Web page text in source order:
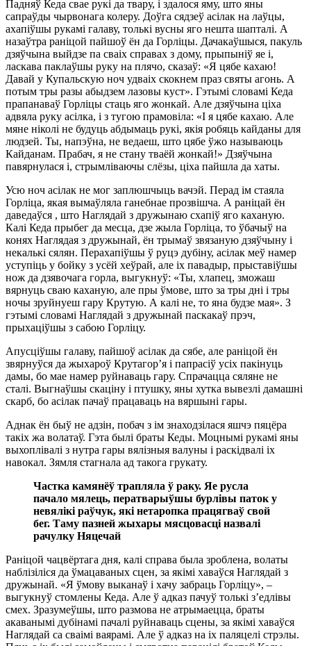
Падняў Кеда свае рукі да твару, і здалося яму, што яны
сапраўды чырвонага колеру. Доўга сядзеў асілак на лаўцы,
ахапіўшы рукамі галаву, толькі вусны яго нешта шапталі. А
назаўтра раніцой пайшоў ён да Горліцы. Дачакаўшыся, пакуль
дзяўчына выйдзе па сваіх справах з дому, прыпыніў яе і,
ласкава паклаўшы руку на плячо, сказаў: «Я цябе кахаю!
Давай у Купальскую ноч удваіх скокнем праз святы агонь. А
потым тры разы абыдзем лазовы куст». Гэтымі словамі Кеда
прапанаваў Горліцы стаць яго жонкай. Але дзяўчына ціха
адвяла руку асілка, і з тугою прамовіла: «І я цябе кахаю. Але
мяне ніколі не будуць абдымаць рукі, якія робяць кайданы для
людзей. Ты, напэўна, не ведаеш, што цябе ўжо называюць
Кайданам. Прабач, я не стану тваёй жонкай!» Дзяўчына
павярнулася і, стрымліваючы слёзы, ціха пайшла да хаты.
Усю ноч асілак не мог заплюшчыць вачэй. Перад ім стаяла
Горліца, якая вымаўляла ганебнае прозвішча. А раніцай ён
даведаўся , што Наглядай з дружынаю схапіў яго каханую.
Калі Кеда прыбег да месца, дзе жыла Горліца, то ўбачыў на
конях Наглядая з дружынай, ён трымаў звязаную дзяўчыну і
некалькі сялян. Перахапіўшы ў руцэ дубіну, асілак меў намер
уступіць у бойку з усёй хеўрай, але іх павадыр, прыставіўшы
нож да дзявочага горла, выгукнуў: «Ты, хлапец, зможаш
вярнуць сваю каханую, але пры ўмове, што за тры дні і тры
ночы зруйнуеш гару Крутую. А калі не, то яна будзе мая». З
гэтымі словамі Наглядай з дружынай паскакаў прэч,
прыхаціўшы з сабою Горліцу.
Апусціўшы галаву, пайшоў асілак да сябе, але раніцой ён
звярнуўся да жыхароў Крутагор’я і папрасіў усіх пакінуць
дамы, бо мае намер руйнаваць гару. Спрачацца сяляне не
сталі. Выгнаўшы скаціну і птушку, яны хутка вывезлі дамашні
скарб, бо асілак пачаў працаваць на вяршыні гары.
Аднак ён быў не адзін, побач з ім знаходзілася яшчэ пяцёра
такіх жа волатаў. Гэта былі браты Кеды. Моцнымі рукамі яны
выхоплівалі з нутра гары вялізныя валуны і раскідвалі іх
навокал. Зямля стагнала ад такога грукату.
Частка камянёў трапляла ў раку. Яе русла
пачало мялець, ператварыўшы бурлівы паток у
невялікі раўчук, які нетаропка працягваў свой
бег. Таму пазней жыхары мясцовасці назвалі
рачулку Няцечай
Раніцой чацвёртага дня, калі справа была зроблена, волаты
наблізіліся да ўмацаваных сцен, за якімі хаваўся Наглядай з
дружынай. «Я ўмову выканаў і хачу забраць Горліцу», –
выгукнуў стомлены Кеда. Але ў адказ пачуў толькі з’едлівы
смех. Зразумеўшы, што размова не атрымаецца, браты
акаванымі дубінамі пачалі руйнаваць сцены, за якімі хаваўся
Наглядай са сваімі ваярамі. Але ў адказ на іх паляцелі стрэлы.